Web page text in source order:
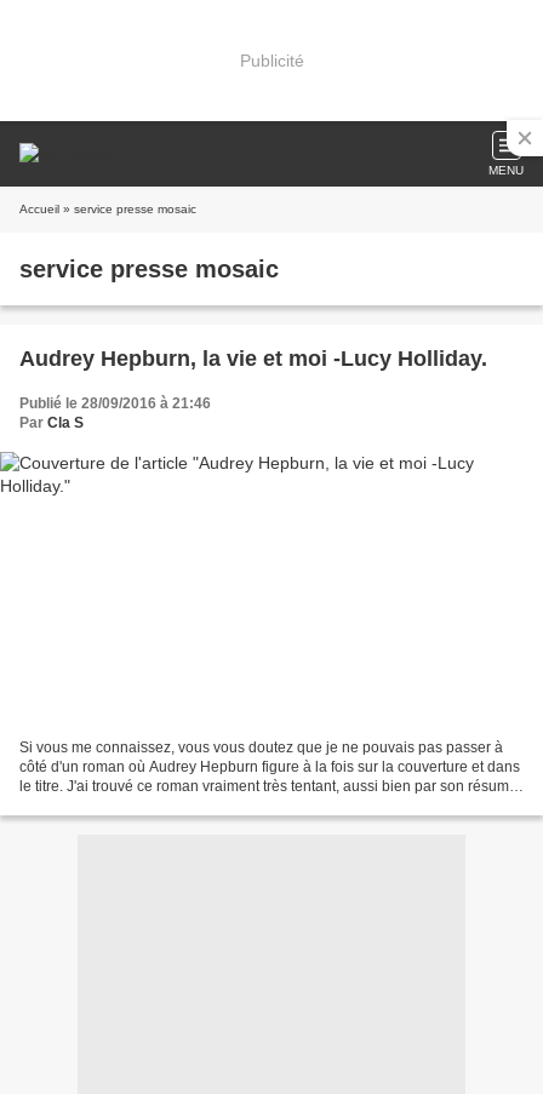
Publicité
MENU
Accueil » service presse mosaic
service presse mosaic
Audrey Hepburn, la vie et moi -Lucy Holliday.
Publié le 28/09/2016 à 21:46
Par Cla S
Si vous me connaissez, vous vous doutez que je ne pouvais pas passer à
côté d'un roman où Audrey Hepburn figure à la fois sur la couverture et dans
le titre. J'ai trouvé ce roman vraiment très tentant, aussi bien par son résumé